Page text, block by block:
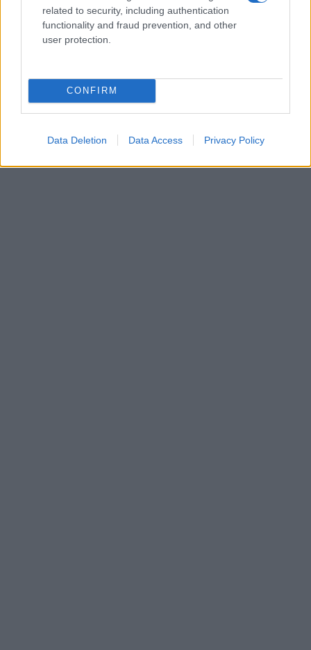
related to security, including authentication
functionality and fraud prevention, and other
user protection.
CONFIRM
Data Deletion Data Access Privacy Policy